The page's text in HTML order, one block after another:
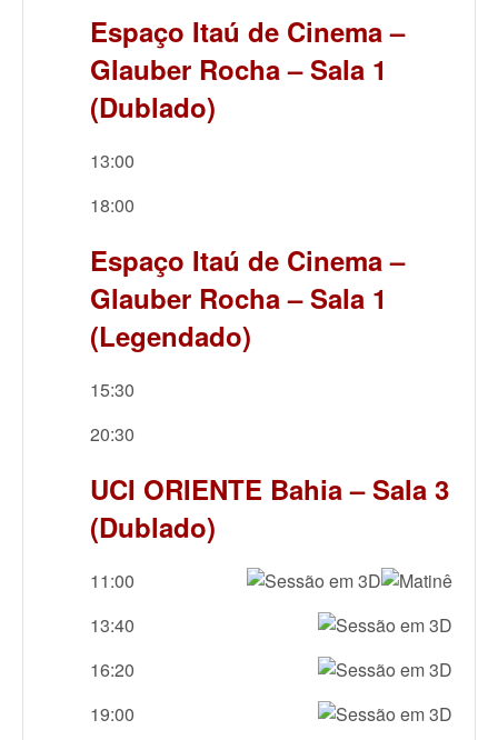
Espaço Itaú de Cinema –
Glauber Rocha – Sala 1
(Dublado)
13:00
18:00
Espaço Itaú de Cinema –
Glauber Rocha – Sala 1
(Legendado)
15:30
20:30
UCI ORIENTE Bahia – Sala 3
(Dublado)
11:00
13:40
16:20
19:00